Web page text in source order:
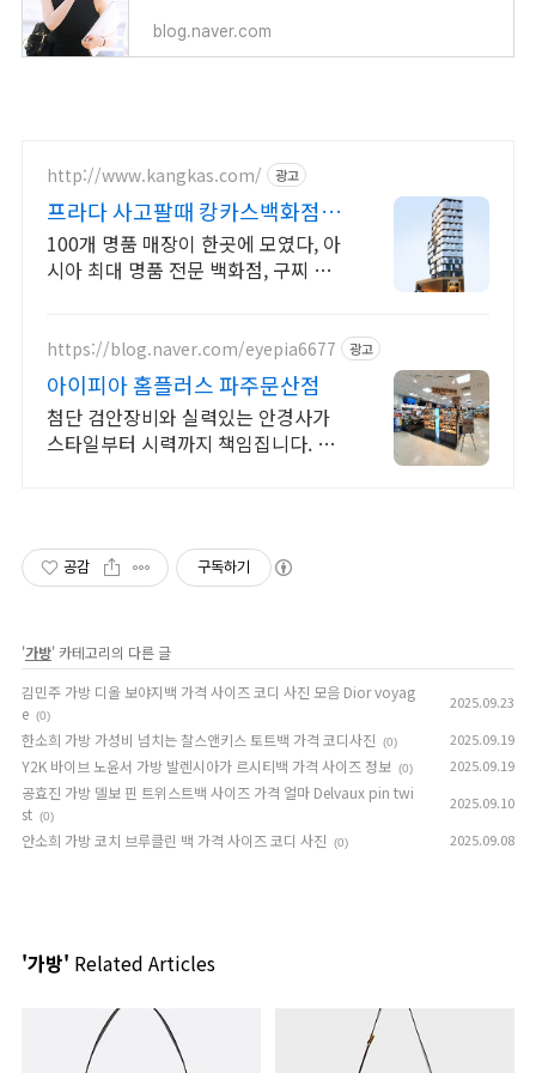
blog.naver.com
http://www.kangkas.com/ 광고
프라다 사고팔때 캉카스백화점
100개 명품 매장이 한곳에
100개 명품 매장이 한곳에 모였다, 아
시아 최대 명품 전문 백화점, 구찌 전
https://blog.naver.com/eyepia6677 광고
아이피아 홈플러스 파주문산점
첨단 검안장비와 실력있는 안경사가
스타일부터 시력까지 책임집니다. 팩
공감 구독하기
'가방' 카테고리의 다른 글
김민주 가방 디올 보야지백 가격 사이즈 코디 사진 모음 Dior voyag
e (0)
2025.09.23
한소희 가방 가성비 넘치는 찰스앤키스 토트백 가격 코디사진 (0) 2025.09.19
Y2K 바이브 노윤서 가방 발렌시아가 르시티백 가격 사이즈 정보 (0) 2025.09.19
공효진 가방 델보 핀 트위스트백 사이즈 가격 얼마 Delvaux pin twi
st (0)
2025.09.10
안소희 가방 코치 브루클린 백 가격 사이즈 코디 사진 (0) 2025.09.08
'가방' Related Articles